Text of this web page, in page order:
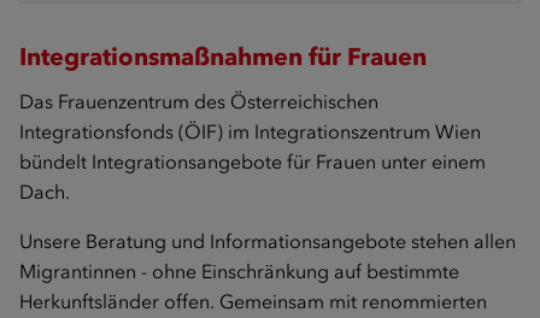
Integrationsmaßnahmen für Frauen
Das Frauenzentrum des Österreichischen
Integrationsfonds (ÖIF) im Integrationszentrum Wien
bündelt Integrationsangebote für Frauen unter einem
Dach.
Unsere Beratung und Informationsangebote stehen allen
Migrantinnen - ohne Einschränkung auf bestimmte
Herkunftsländer offen. Gemeinsam mit renommierten